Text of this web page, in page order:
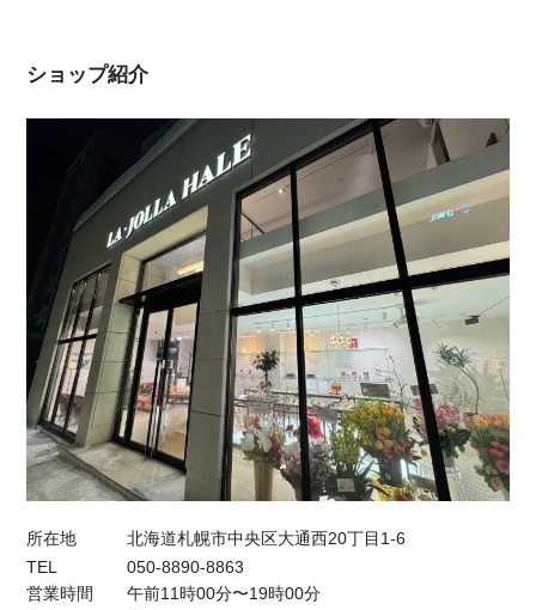
ショップ紹介
所在地
北海道札幌市中央区大通西20丁目1-6
TEL
050-8890-8863
営業時間
午前11時00分〜19時00分